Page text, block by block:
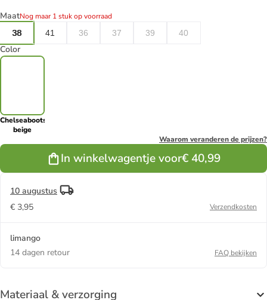
MaatNog maar 1 stuk op voorraad
38
41 36 37 39 40
Color
Chelseaboots
beige
Waarom veranderen de prijzen?
In winkelwagentje voor€ 40,99
10 augustus
€ 3,95
Verzendkosten
limango
14 dagen retour
FAQ bekijken
Materiaal & verzorging